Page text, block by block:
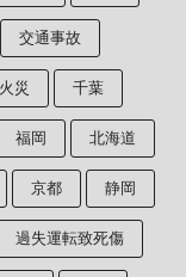
交通事故
火災 千葉
福岡 北海道
京都 静岡
過失運転致死傷